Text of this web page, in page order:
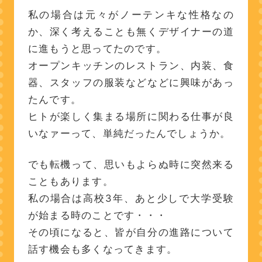
私の場合は元々がノーテンキな性格なの
か、深く考えることも無くデザイナーの道
に進もうと思ってたのです。
オープンキッチンのレストラン、内装、食
器、スタッフの服装などなどに興味があっ
たんです。
ヒトが楽しく集まる場所に関わる仕事が良
いなァーって、単純だったんでしょうか。
でも転機って、思いもよらぬ時に突然来る
こともあります。
私の場合は高校3年、あと少しで大学受験
が始まる時のことです・・・
その頃になると、皆が自分の進路について
話す機会も多くなってきます。